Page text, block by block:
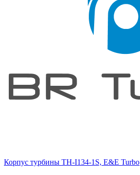
Корпус турбины TH-I134-1S, E&E Turbo